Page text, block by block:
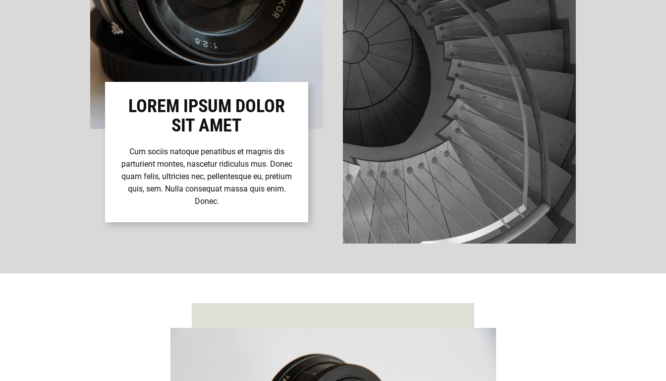
LOREM IPSUM DOLOR
SIT AMET
Cum sociis natoque penatibus et magnis dis
parturient montes, nascetur ridiculus mus. Donec
quam felis, ultricies nec, pellentesque eu, pretium
quis, sem. Nulla consequat massa quis enim.
Donec.